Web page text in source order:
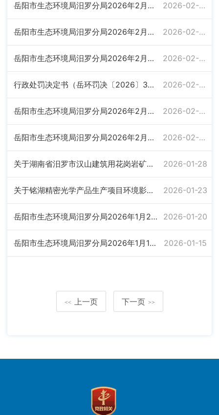
岳阳市生态环境局汨罗分局2026年2月5日受理建设项目环境影响评价文件公示 2026-02-05
岳阳市生态环境局汨罗分局2026年2月4日受理建设项目环境影响评价文件公示 2026-02-04
岳阳市生态环境局汨罗分局2026年2月4日拟审批建设项目环境影响评价文件公示 2026-02-04
行政处罚决定书（岳环罚决〔2026〕3号） 2026-02-04
岳阳市生态环境局汨罗分局2026年2月3日拟审批建设项目环境影响评价文件公示 2026-02-03
岳阳市生态环境局汨罗分局2026年2月2日拟审批建设项目环境影响评价文件公示 2026-02-02
关于湖南省汨罗市汉山建筑用花岗岩矿矿山配套弃土回填场建设项目环境影响报告表的批复 2026-01-28
关于铭湖精密光学产品生产项目环境影响报告表的批复 2026-01-23
岳阳市生态环境局汨罗分局2026年1月20日拟审批建设项目环境影响评价文件公示 2026-01-20
岳阳市生态环境局汨罗分局2026年1月15日受理建设项目环境影响评价文件公示 2026-01-15
<< 上一页 下一页 >>